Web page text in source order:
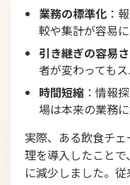
業務の標準化 ：
較や集計が容易
引き継ぎの容易さ
者が変わっても
時間短縮 ：情報
場は本来の業務
実際、ある飲食チ
理を導入したこと
に減少しました。